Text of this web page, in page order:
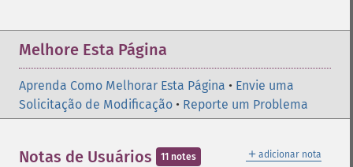
Melhore Esta Página
Aprenda Como Melhorar Esta Página • Envie uma
Solicitação de Modificação • Reporte um Problema
＋ adicionar nota
Notas de Usuários 11 notes